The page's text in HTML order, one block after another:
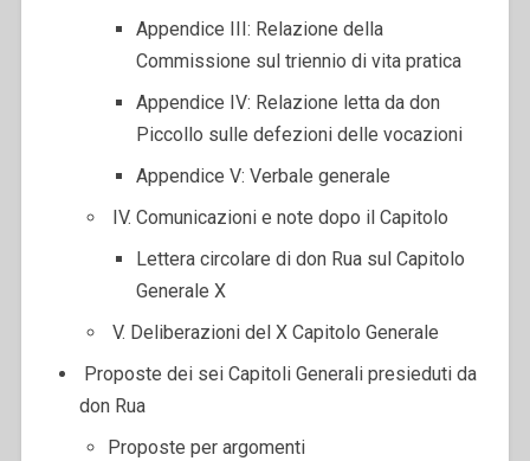
Appendice III: Relazione della
Commissione sul triennio di vita pratica
Appendice IV: Relazione letta da don
Piccollo sulle defezioni delle vocazioni
Appendice V: Verbale generale
IV. Comunicazioni e note dopo il Capitolo
Lettera circolare di don Rua sul Capitolo
Generale X
V. Deliberazioni del X Capitolo Generale
Proposte dei sei Capitoli Generali presieduti da
don Rua
Proposte per argomenti